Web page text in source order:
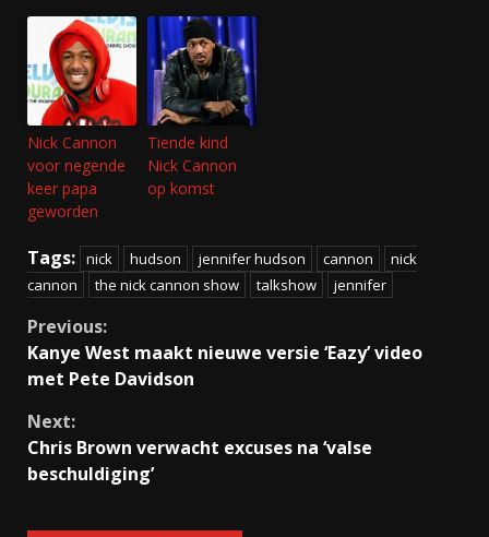
Nick Cannon
voor negende
keer papa
geworden
Tiende kind
Nick Cannon
op komst
Tags: nick hudson jennifer hudson cannon
nick
cannon
the nick cannon show talkshow jennifer
Continue
Reading
Previous:
Kanye West maakt nieuwe versie ‘Eazy’ video
met Pete Davidson
Next:
Chris Brown verwacht excuses na ‘valse
beschuldiging’